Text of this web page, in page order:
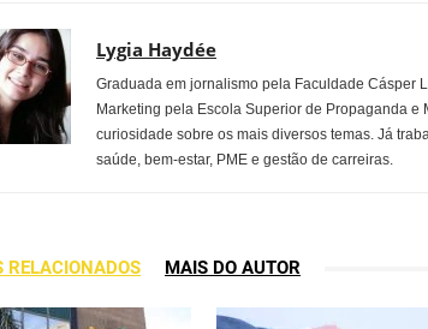
Lygia Haydée
Graduada em jornalismo pela Faculdade Cásper
Marketing pela Escola Superior de Propaganda e
curiosidade sobre os mais diversos temas. Já
saúde, bem-estar, PME e gestão de carreiras.
RELACIONADOS MAIS DO AUTOR